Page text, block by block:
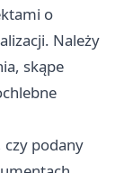
o
Należy
skąpe
podany